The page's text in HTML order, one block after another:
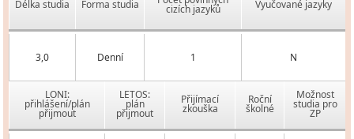
Délka studia Forma studia cizích jazyků Vyučované jazyky
3,0 Denní 1 N
LONI:
přihlášení/plán
přijmout
LETOS:
plán
přijmout
Přijímací
zkouška
Roční
školné
Možnost
studia pro
ZP